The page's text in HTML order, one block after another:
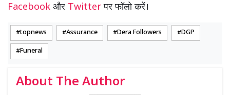
Facebook और Twitterपर फॉलो करें।
topnews Assurance Dera Followers DGP
Funeral
About The Author